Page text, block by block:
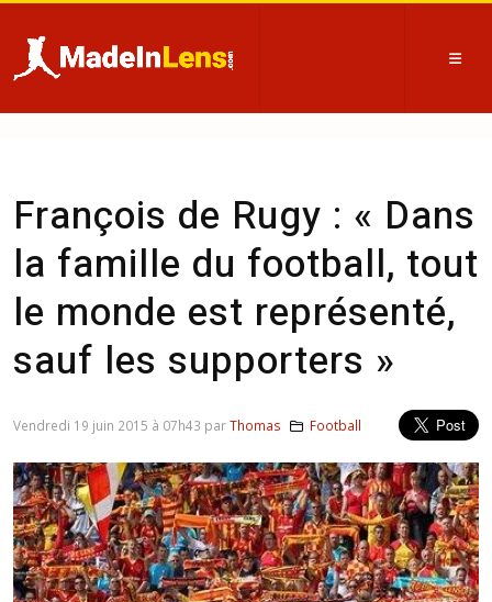
François de Rugy : « Dans
la famille du football, tout
le monde est représenté,
sauf les supporters »
Vendredi 19 juin 2015 à 07h43 parThomas Football